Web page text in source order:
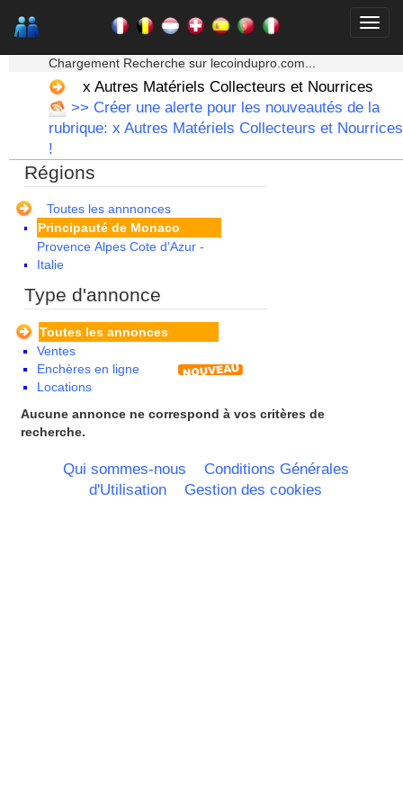
Chargement Recherche sur lecoindupro.com...
x Autres Matériels Collecteurs et Nourrices
>> Créer une alerte pour les nouveautés de la
rubrique: x Autres Matériels Collecteurs et Nourrices
!
Régions
Toutes les annnonces
Limousin
Martinique
Mayotte
Midi Pyrenees - Espagne -
Portugal
Nord Pas de Calais - Belgique -
Pays Bas
Pays de la Loire
Picardie
Poitou Charentes
Principauté de Monaco
Provence Alpes Cote d'Azur -
Italie
Type d'annonce
Toutes les annonces
Ventes
Enchères en ligne
Locations
Aucune annonce ne correspond à vos critères de
recherche.
Qui sommes-nous
Conditions Générales
d'Utilisation
Gestion des cookies